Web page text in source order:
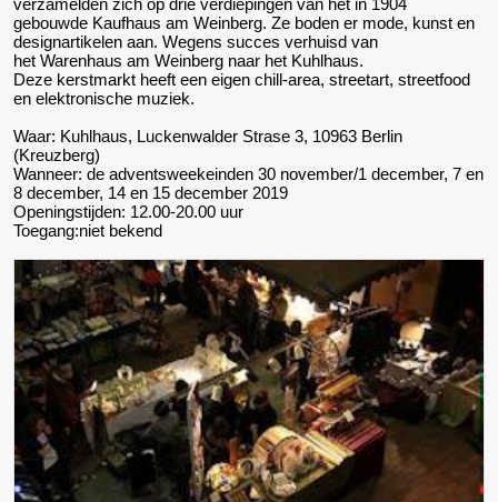
verzamelden zich op drie verdiepingen van het in 1904
gebouwde Kaufhaus am Weinberg. Ze boden er mode, kunst en
designartikelen aan. Wegens succes verhuisd van
het Warenhaus am Weinberg naar het Kuhlhaus.
Deze kerstmarkt heeft een eigen chill-area, streetart, streetfood
en elektronische muziek.
Waar: Kuhlhaus, Luckenwalder Strase 3, 10963 Berlin
(Kreuzberg)
Wanneer: de adventsweekeinden 30 november/1 december, 7 en
8 december, 14 en 15 december 2019
Openingstijden: 12.00-20.00 uur
Toegang:niet bekend